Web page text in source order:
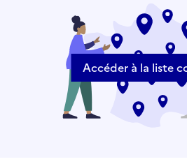
Accéder à la liste